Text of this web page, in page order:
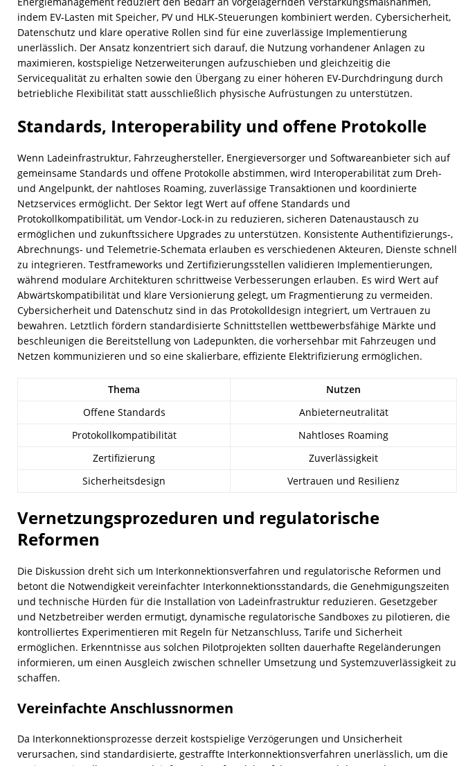
indem EV‑Lasten mit Speicher, PV und HLK‑Steuerungen kombiniert werden. Cybersicherheit,
Datenschutz und klare operative Rollen sind für eine zuverlässige Implementierung
unerlässlich. Der Ansatz konzentriert sich darauf, die Nutzung vorhandener Anlagen zu
maximieren, kostspielige Netzerweiterungen aufzuschieben und gleichzeitig die
Servicequalität zu erhalten sowie den Übergang zu einer höheren EV‑Durchdringung durch
betriebliche Flexibilität statt ausschließlich physische Aufrüstungen zu unterstützen.
Standards, Interoperability und offene Protokolle
Wenn Ladeinfrastruktur, Fahrzeughersteller, Energieversorger und Softwareanbieter sich auf
gemeinsame Standards und offene Protokolle abstimmen, wird Interoperabilität zum Dreh-
und Angelpunkt, der nahtloses Roaming, zuverlässige Transaktionen und koordinierte
Netzservices ermöglicht. Der Sektor legt Wert auf offene Standards und
Protokollkompatibilität, um Vendor-Lock-in zu reduzieren, sicheren Datenaustausch zu
ermöglichen und zukunftssichere Upgrades zu unterstützen. Konsistente Authentifizierungs-,
Abrechnungs- und Telemetrie-Schemata erlauben es verschiedenen Akteuren, Dienste schnell
zu integrieren. Testframeworks und Zertifizierungsstellen validieren Implementierungen,
während modulare Architekturen schrittweise Verbesserungen erlauben. Es wird Wert auf
Abwärtskompatibilität und klare Versionierung gelegt, um Fragmentierung zu vermeiden.
Cybersicherheit und Datenschutz sind in das Protokolldesign integriert, um Vertrauen zu
bewahren. Letztlich fördern standardisierte Schnittstellen wettbewerbsfähige Märkte und
beschleunigen die Bereitstellung von Ladepunkten, die vorhersehbar mit Fahrzeugen und
Netzen kommunizieren und so eine skalierbare, effiziente Elektrifizierung ermöglichen.
Thema
Nutzen
Offene Standards
Anbieterneutralität
Protokollkompatibilität
Nahtloses Roaming
Zertifizierung
Zuverlässigkeit
Sicherheitsdesign
Vertrauen und Resilienz
Vernetzungsprozeduren und regulatorische
Reformen
Die Diskussion dreht sich um Interkonnektionsverfahren und regulatorische Reformen und
betont die Notwendigkeit vereinfachter Interkonnektionsstandards, die Genehmigungszeiten
und technische Hürden für die Installation von Ladeinfrastruktur reduzieren. Gesetzgeber
und Netzbetreiber werden ermutigt, dynamische regulatorische Sandboxes zu pilotieren, die
kontrolliertes Experimentieren mit Regeln für Netzanschluss, Tarife und Sicherheit
ermöglichen. Erkenntnisse aus solchen Pilotprojekten sollten dauerhafte Regeländerungen
informieren, um einen Ausgleich zwischen schneller Umsetzung und Systemzuverlässigkeit zu
schaffen.
Vereinfachte Anschlussnormen
Da Interkonnektionsprozesse derzeit kostspielige Verzögerungen und Unsicherheit
verursachen, sind standardisierte, gestraffte Interkonnektionsverfahren unerlässlich, um die